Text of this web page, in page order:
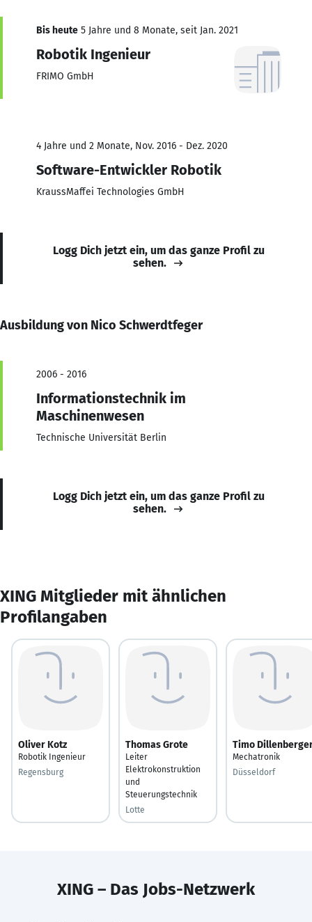
Bis heute 5 Jahre und 8 Monate, seit Jan. 2021
Robotik Ingenieur
FRIMO GmbH
4 Jahre und 2 Monate, Nov. 2016 - Dez. 2020
Software-Entwickler Robotik
KraussMaffei Technologies GmbH
Logg Dich jetzt ein, um das ganze Profil zu
sehen.
Ausbildung von Nico Schwerdtfeger
2006 - 2016
Informationstechnik im
Maschinenwesen
Technische Universität Berlin
Logg Dich jetzt ein, um das ganze Profil zu
sehen.
XING Mitglieder mit ähnlichen
Profilangaben
Oliver Kotz
Robotik Ingenieur
Regensburg
Thomas Grote
Leiter
Elektrokonstruktion
und
Steuerungstechnik
Lotte
Timo
Mechatronik
Düsseldorf
XING – Das Jobs-Netzwerk